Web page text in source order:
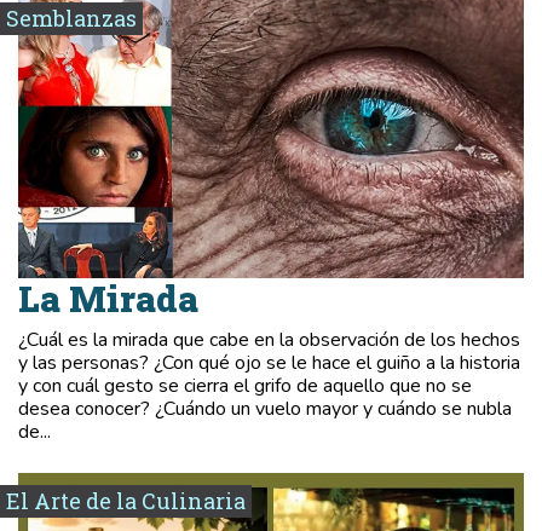
Semblanzas
La Mirada
¿Cuál es la mirada que cabe en la observación de los hechos
y las personas? ¿Con qué ojo se le hace el guiño a la historia
y con cuál gesto se cierra el grifo de aquello que no se
desea conocer? ¿Cuándo un vuelo mayor y cuándo se nubla
de...
El Arte de la Culinaria